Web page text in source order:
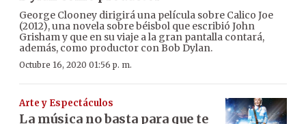
George Clooney dirigirá una película sobre Calico Joe
(2012), una novela sobre béisbol que escribió John
Grisham y que en su viaje a la gran pantalla contará,
además, como productor con Bob Dylan.
Octubre 16, 2020 01:56 p. m.
Arte y Espectáculos
La música no basta para que te